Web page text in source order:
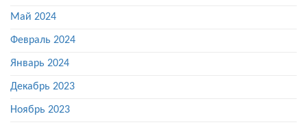
Май 2024
Февраль 2024
Январь 2024
Декабрь 2023
Ноябрь 2023